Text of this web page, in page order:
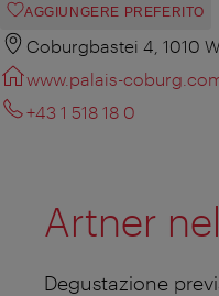
AGGIUNGERE PREFERITO
Coburgbastei 4, 1010
www.palais-
+43 1 518 18 0
Artner
Degustazione